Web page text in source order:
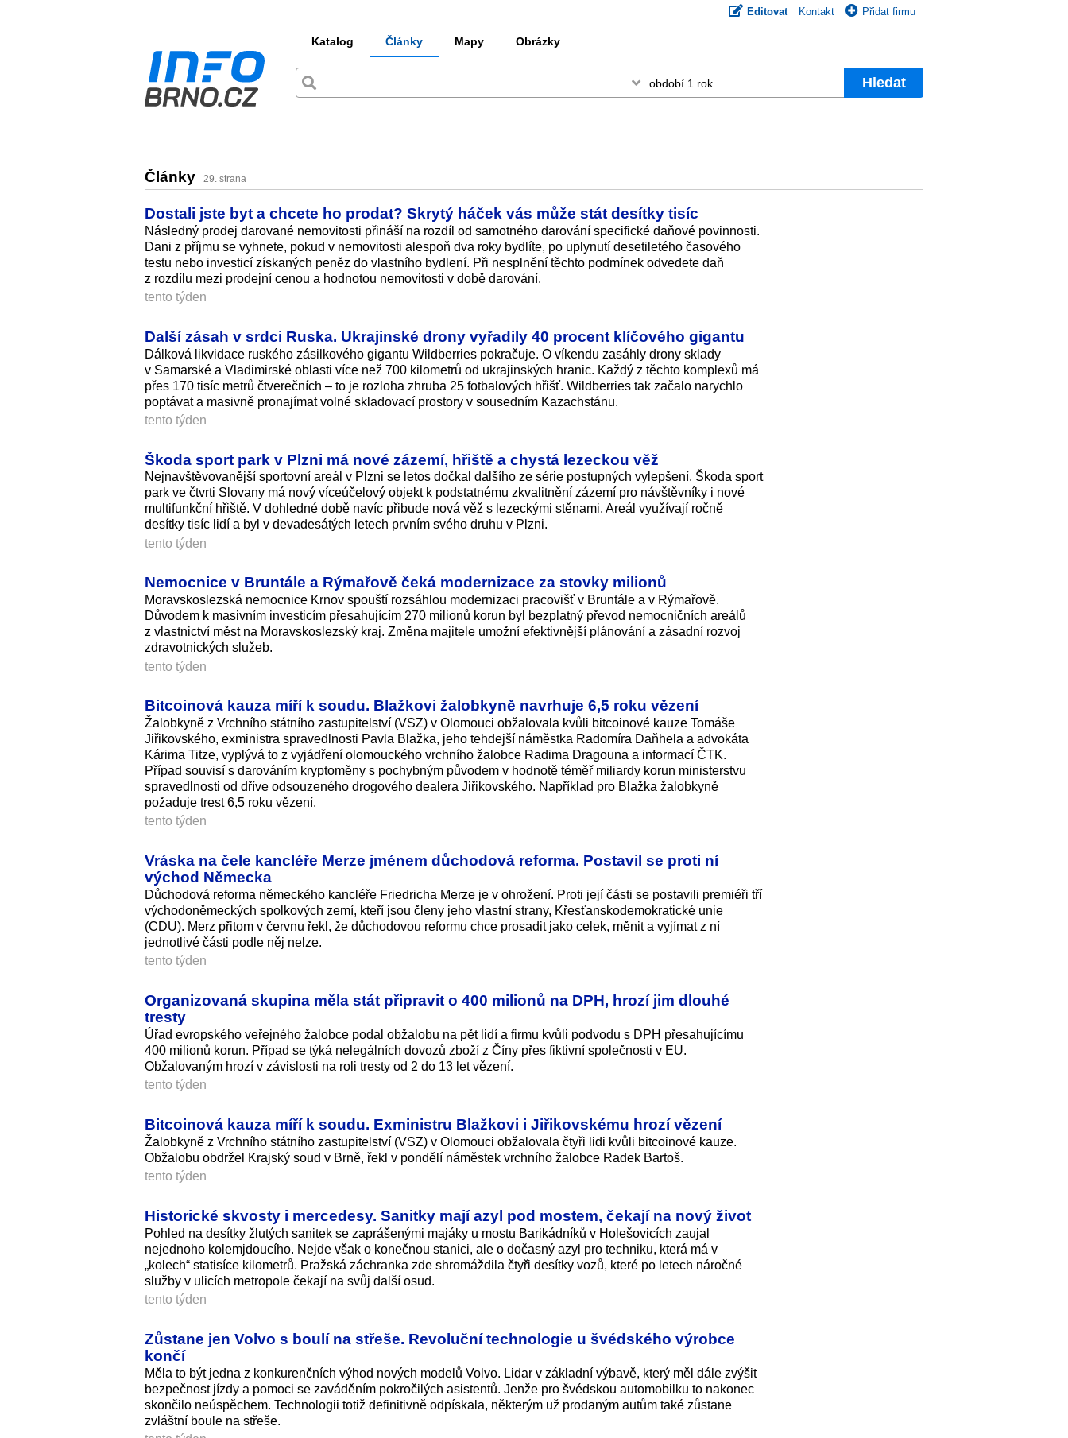
Editovat Kontakt Přidat firmu
Katalog Články Mapy Obrázky
Hledat
Články 29. strana
Dostali jste byt a chcete ho prodat? Skrytý háček vás může stát desítky tisíc
Následný prodej darované nemovitosti přináší na rozdíl od samotného darování specifické daňové povinnosti.
Dani z příjmu se vyhnete, pokud v nemovitosti alespoň dva roky bydlíte, po uplynutí desetiletého časového
testu nebo investicí získaných peněz do vlastního bydlení. Při nesplnění těchto podmínek odvedete daň
z rozdílu mezi prodejní cenou a hodnotou nemovitosti v době darování.
tento týden
Další zásah v srdci Ruska. Ukrajinské drony vyřadily 40 procent klíčového gigantu
Dálková likvidace ruského zásilkového gigantu Wildberries pokračuje. O víkendu zasáhly drony sklady
v Samarské a Vladimirské oblasti více než 700 kilometrů od ukrajinských hranic. Každý z těchto komplexů má
přes 170 tisíc metrů čtverečních – to je rozloha zhruba 25 fotbalových hřišť. Wildberries tak začalo narychlo
poptávat a masivně pronajímat volné skladovací prostory v sousedním Kazachstánu.
tento týden
Škoda sport park v Plzni má nové zázemí, hřiště a chystá lezeckou věž
Nejnavštěvovanější sportovní areál v Plzni se letos dočkal dalšího ze série postupných vylepšení. Škoda sport
park ve čtvrti Slovany má nový víceúčelový objekt k podstatnému zkvalitnění zázemí pro návštěvníky i nové
multifunkční hřiště. V dohledné době navíc přibude nová věž s lezeckými stěnami. Areál využívají ročně
desítky tisíc lidí a byl v devadesátých letech prvním svého druhu v Plzni.
tento týden
Nemocnice v Bruntále a Rýmařově čeká modernizace za stovky milionů
Moravskoslezská nemocnice Krnov spouští rozsáhlou modernizaci pracovišť v Bruntále a v Rýmařově.
Důvodem k masivním investicím přesahujícím 270 milionů korun byl bezplatný převod nemocničních areálů
z vlastnictví měst na Moravskoslezský kraj. Změna majitele umožní efektivnější plánování a zásadní rozvoj
zdravotnických služeb.
tento týden
Bitcoinová kauza míří k soudu. Blažkovi žalobkyně navrhuje 6,5 roku vězení
Žalobkyně z Vrchního státního zastupitelství (VSZ) v Olomouci obžalovala kvůli bitcoinové kauze Tomáše
Jiřikovského, exministra spravedlnosti Pavla Blažka, jeho tehdejší náměstka Radomíra Daňhela a advokáta
Kárima Titze, vyplývá to z vyjádření olomouckého vrchního žalobce Radima Dragouna a informací ČTK.
Případ souvisí s darováním kryptoměny s pochybným původem v hodnotě téměř miliardy korun ministerstvu
spravedlnosti od dříve odsouzeného drogového dealera Jiřikovského. Například pro Blažka žalobkyně
požaduje trest 6,5 roku vězení.
tento týden
Vráska na čele kancléře Merze jménem důchodová reforma. Postavil se proti ní
východ Německa
Důchodová reforma německého kancléře Friedricha Merze je v ohrožení. Proti její části se postavili premiéři tří
východoněmeckých spolkových zemí, kteří jsou členy jeho vlastní strany, Křesťanskodemo­kratické unie
(CDU). Merz přitom v červnu řekl, že důchodovou reformu chce prosadit jako celek, měnit a vyjímat z ní
jednotlivé části podle něj nelze.
tento týden
Organizovaná skupina měla stát připravit o 400 milionů na DPH, hrozí jim dlouhé
tresty
Úřad evropského veřejného žalobce podal obžalobu na pět lidí a firmu kvůli podvodu s DPH přesahujícímu
400 milionů korun. Případ se týká nelegálních dovozů zboží z Číny přes fiktivní společnosti v EU.
Obžalovaným hrozí v závislosti na roli tresty od 2 do 13 let vězení.
tento týden
Bitcoinová kauza míří k soudu. Exministru Blažkovi i Jiřikovskému hrozí vězení
Žalobkyně z Vrchního státního zastupitelství (VSZ) v Olomouci obžalovala čtyři lidi kvůli bitcoinové kauze.
Obžalobu obdržel Krajský soud v Brně, řekl v pondělí náměstek vrchního žalobce Radek Bartoš.
tento týden
Historické skvosty i mercedesy. Sanitky mají azyl pod mostem, čekají na nový život
Pohled na desítky žlutých sanitek se zaprášenými majáky u mostu Barikádníků v Holešovicích zaujal
nejednoho kolemjdoucího. Nejde však o konečnou stanici, ale o dočasný azyl pro techniku, která má v
„kolech“ statisíce kilometrů. Pražská záchranka zde shromáždila čtyři desítky vozů, které po letech náročné
služby v ulicích metropole čekají na svůj další osud.
tento týden
Zůstane jen Volvo s boulí na střeše. Revoluční technologie u švédského výrobce
končí
Měla to být jedna z konkurenčních výhod nových modelů Volvo. Lidar v základní výbavě, který měl dále zvýšit
bezpečnost jízdy a pomoci se zaváděním pokročilých asistentů. Jenže pro švédskou automobilku to nakonec
skončilo neúspěchem. Technologii totiž definitivně odpískala, některým už prodaným autům také zůstane
zvláštní boule na střeše.